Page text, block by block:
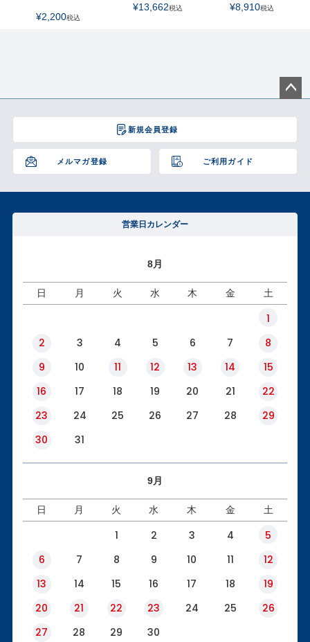
¥2,200税込
¥13,662税込 ¥8,910税込
新規会員登録
メルマガ登録 ご利用ガイド
ジト
へ
営業日カレンダー
8月
日 月 火 水 木 金 土
1
2
3 4 5 6 7
8
9
10 11 12 13 14
15
16
17 18 19 20 21
22
23
24 25 26 27 28
29
30
31
9月
日 月 火 水 木 金 土
1 2 3 4
5
6
7 8 9 10 11
12
13
14 15 16 17 18
19
20
21 22 23 24 25
26
27
28 29 30